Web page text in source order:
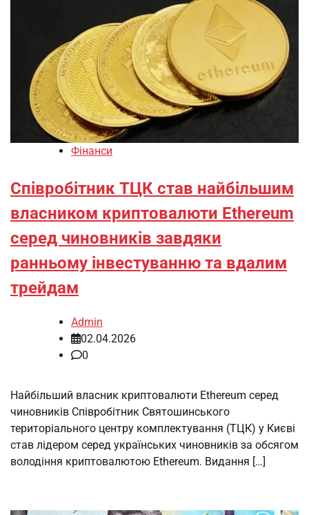
Фінанси
Співробітник ТЦК став найбільшим
власником криптовалюти Ethereum
серед чиновників завдяки
ранньому інвестуванню та вдалим
трейдам
Admin
02.04.2026
0
Найбільший власник криптовалюти Ethereum серед
чиновників Співробітник Святошинського
територіального центру комплектування (ТЦК) у Києві
став лідером серед українських чиновників за обсягом
володіння криптовалютою Ethereum. Видання […]